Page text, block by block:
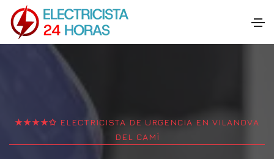
★★★★✩ ELECTRICISTA DE URGENCIA EN VILANOVA
DEL CAMÍ